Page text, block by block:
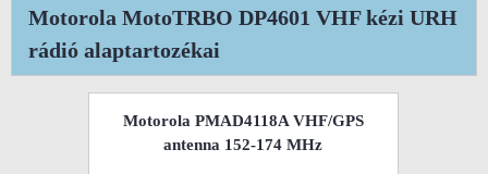
Motorola MotoTRBO DP4601 VHF kézi URH
rádió alaptartozékai
Motorola PMAD4118A VHF/GPS
antenna 152-174 MHz